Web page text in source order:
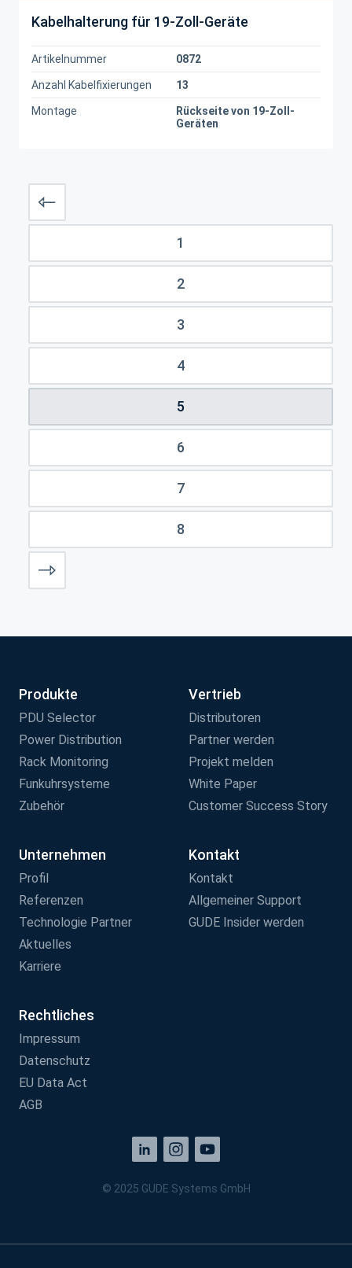
Kabelhalterung für 19-Zoll-Geräte
Artikelnummer 0872
Anzahl Kabelfixierungen 13
Montage
Rückseite von 19-Zoll-
Geräten
1
2
3
4
5
6
7
8
Produkte
PDU Selector
Power Distribution
Rack Monitoring
Funkuhrsysteme
Zubehör
Vertrieb
Distributoren
Partner werden
Projekt melden
White Paper
Customer Success Story
Unternehmen
Profil
Referenzen
Technologie Partner
Aktuelles
Karriere
Kontakt
Kontakt
Allgemeiner Support
GUDE Insider werden
Rechtliches
Impressum
Datenschutz
EU Data Act
AGB
© 2025 GUDE Systems GmbH